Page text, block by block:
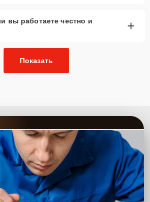
вы работаете честно и
+
Показать